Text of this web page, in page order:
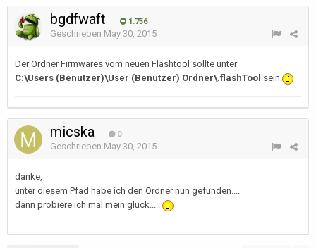
bgdfwaft 1.756
Geschrieben May 30, 2015
Der Ordner Firmwares vom neuen Flashtool sollte unter
C:\Users (Benutzer)\User (Benutzer) Ordner\.flashTool sein.
micska 0
Geschrieben May 30, 2015
danke,
unter diesem Pfad habe ich den Ordner nun gefunden....
dann probiere ich mal mein glück.....